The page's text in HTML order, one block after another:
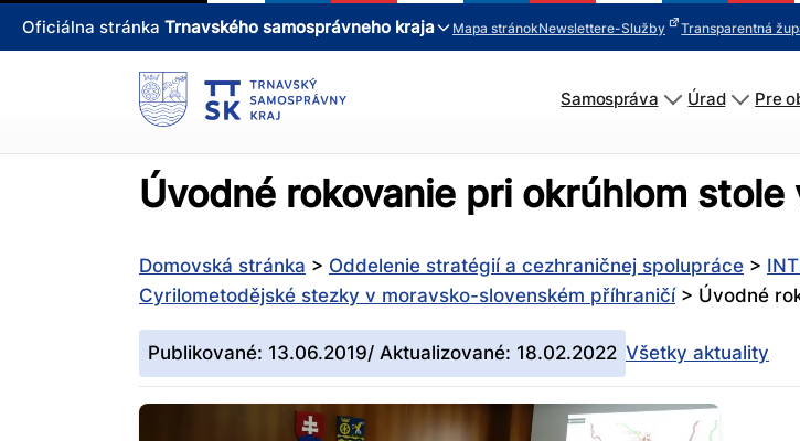
Oficiálna stránka Trnavského samosprávneho kraja Mapa stránokNewslettere-Služby Transparentná
Samospráva Úrad Pre
Úvodné rokovanie pri okrúhlom stole
Domovská stránka > Oddelenie stratégií a cezhraničnej spolupráce >
Cyrilometodějské stezky v moravsko-slovenském příhraničí> Úvodné
Publikované: 13.06.2019/ Aktualizované: 18.02.2022 Všetky aktuality